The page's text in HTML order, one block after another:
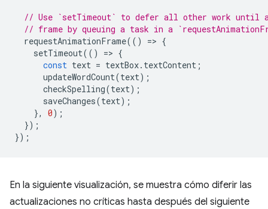
// Use `setTimeout` to defer all other work until
// frame by queuing a task in a
requestAnimationFrame(() => {
setTimeout(() => {
const text = textBox. textContent ;
updateWordCount(text);
checkSpelling(text);
saveChanges(text);
},
0);
});
});
En la siguiente visualización, se muestra cómo diferir las
actualizaciones no críticas hasta después del siguiente